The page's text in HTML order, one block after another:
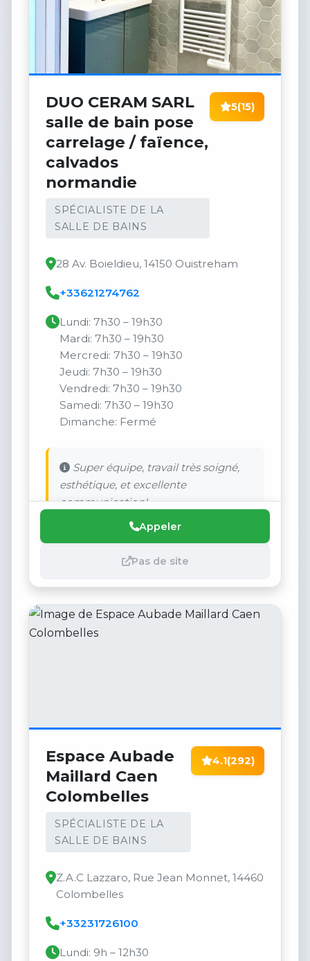
DUO CERAM SARL
salle de bain pose
carrelage / faïence,
calvados
normandie
SPÉCIALISTE DE LA
SALLE DE BAINS
5(15)
28 Av. Boieldieu, 14150 Ouistreham
+33621274762
Lundi: 7h30 – 19h30
Mardi: 7h30 – 19h30
Mercredi: 7h30 – 19h30
Jeudi: 7h30 – 19h30
Vendredi: 7h30 – 19h30
Samedi: 7h30 – 19h30
Dimanche: Fermé
Super équipe, travail très soigné,
esthétique, et excellente
communication!
Appeler
Pas de site
Espace Aubade
Maillard Caen
Colombelles
SPÉCIALISTE DE LA
SALLE DE BAINS
4.1(292)
Z.A.C Lazzaro, Rue Jean Monnet, 14460
Colombelles
+33231726100
Lundi: 9h – 12h30